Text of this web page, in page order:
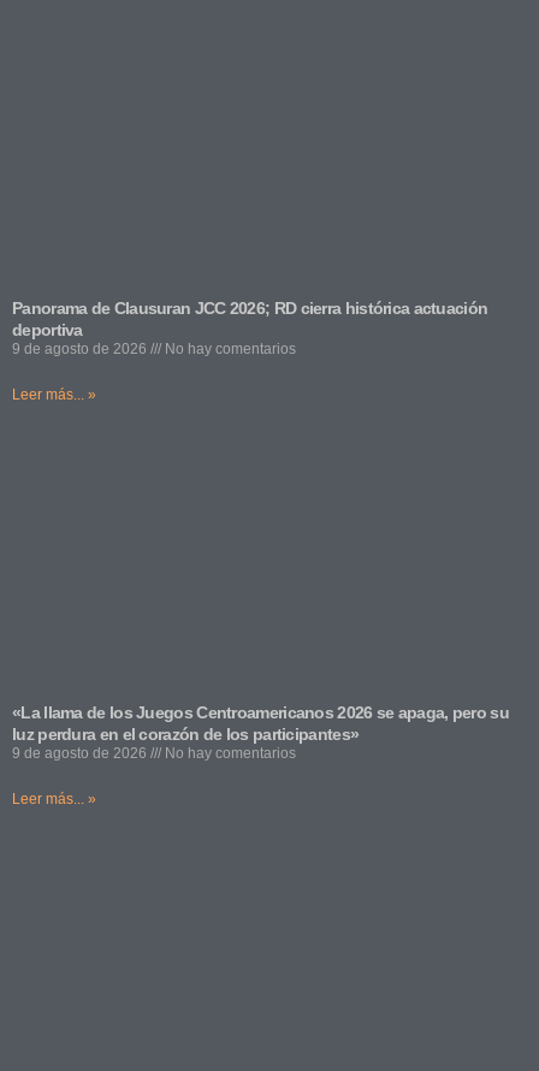
Panorama de Clausuran JCC 2026; RD cierra histórica actuación
deportiva
9 de agosto de 2026 No hay comentarios
Leer más... »
«La llama de los Juegos Centroamericanos 2026 se apaga, pero su
luz perdura en el corazón de los participantes»
9 de agosto de 2026 No hay comentarios
Leer más... »